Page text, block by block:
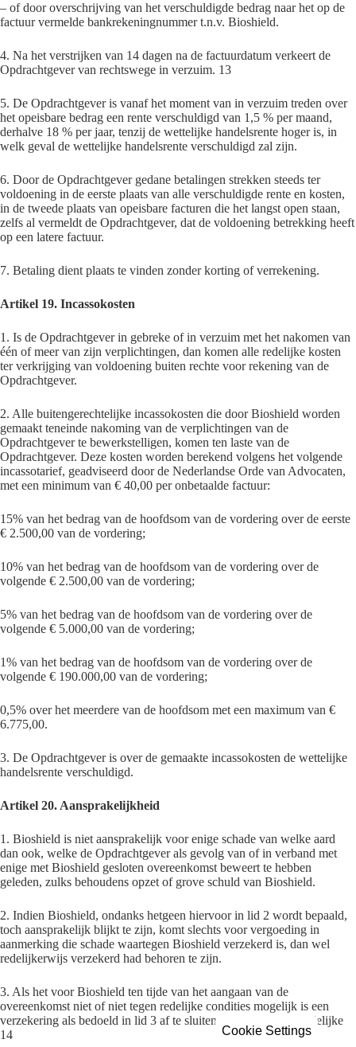
Cookie Settings
– of door overschrijving van het verschuldigde bedrag naar het op de
factuur vermelde bankrekeningnummer t.n.v. Bioshield.
4. Na het verstrijken van 14 dagen na de factuurdatum verkeert de
Opdrachtgever van rechtswege in verzuim. 13
5. De Opdrachtgever is vanaf het moment van in verzuim treden over
het opeisbare bedrag een rente verschuldigd van 1,5 % per maand,
derhalve 18 % per jaar, tenzij de wettelijke handelsrente hoger is, in
welk geval de wettelijke handelsrente verschuldigd zal zijn.
6. Door de Opdrachtgever gedane betalingen strekken steeds ter
voldoening in de eerste plaats van alle verschuldigde rente en kosten,
in de tweede plaats van opeisbare facturen die het langst open staan,
zelfs al vermeldt de Opdrachtgever, dat de voldoening betrekking heeft
op een latere factuur.
7. Betaling dient plaats te vinden zonder korting of verrekening.
Artikel 19. Incassokosten
1. Is de Opdrachtgever in gebreke of in verzuim met het nakomen van
één of meer van zijn verplichtingen, dan komen alle redelijke kosten
ter verkrijging van voldoening buiten rechte voor rekening van de
Opdrachtgever.
2. Alle buitengerechtelijke incassokosten die door Bioshield worden
gemaakt teneinde nakoming van de verplichtingen van de
Opdrachtgever te bewerkstelligen, komen ten laste van de
Opdrachtgever. Deze kosten worden berekend volgens het volgende
incassotarief, geadviseerd door de Nederlandse Orde van Advocaten,
met een minimum van € 40,00 per onbetaalde factuur:
15% van het bedrag van de hoofdsom van de vordering over de eerste
€ 2.500,00 van de vordering;
10% van het bedrag van de hoofdsom van de vordering over de
volgende € 2.500,00 van de vordering;
5% van het bedrag van de hoofdsom van de vordering over de
volgende € 5.000,00 van de vordering;
1% van het bedrag van de hoofdsom van de vordering over de
volgende € 190.000,00 van de vordering;
0,5% over het meerdere van de hoofdsom met een maximum van €
6.775,00.
3. De Opdrachtgever is over de gemaakte incassokosten de wettelijke
handelsrente verschuldigd.
Artikel 20. Aansprakelijkheid
1. Bioshield is niet aansprakelijk voor enige schade van welke aard
dan ook, welke de Opdrachtgever als gevolg van of in verband met
enige met Bioshield gesloten overeenkomst beweert te hebben
geleden, zulks behoudens opzet of grove schuld van Bioshield.
2. Indien Bioshield, ondanks hetgeen hiervoor in lid 2 wordt bepaald,
toch aansprakelijk blijkt te zijn, komt slechts voor vergoeding in
aanmerking die schade waartegen Bioshield verzekerd is, dan wel
redelijkerwijs verzekerd had behoren te zijn.
3. Als het voor Bioshield ten tijde van het aangaan van de
overeenkomst niet of niet tegen redelijke condities mogelijk is een
verzekering als bedoeld in lid 3 af te sluiten of daarna tegen redelijke
14